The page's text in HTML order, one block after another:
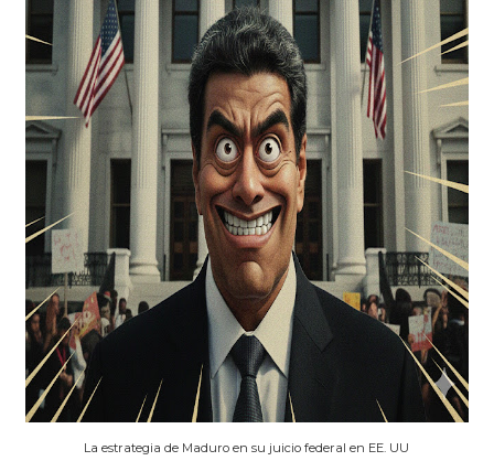
La estrategia de Maduro en su juicio federal en EE. UU